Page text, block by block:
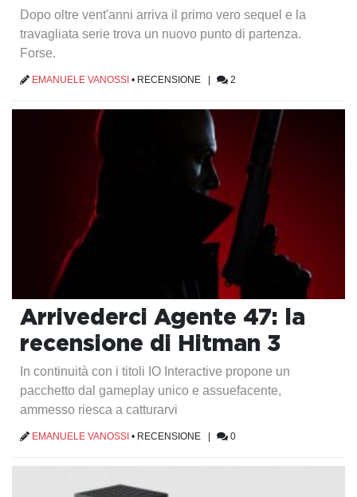
Dopo oltre vent'anni arriva il primo vero sequel e la
travagliata serie trova un nuovo punto di partenza.
Forse.
EMANUELE VANOSSI • RECENSIONE 2
Arrivederci Agente 47: la
recensione di Hitman 3
In continuità con i titoli IO Interactive propone un
pacchetto dal gameplay unico e assuefacente,
ammesso riesca a catturarvi
EMANUELE VANOSSI • RECENSIONE 0